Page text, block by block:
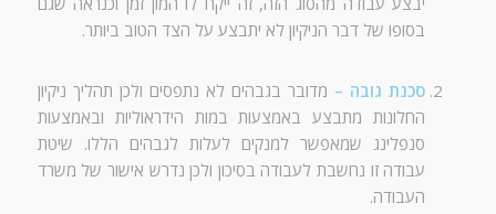
בסופו של דבר הניקיון לא יתבצע על הצד הטוב ביותר.
סכנת גובה – מדובר בגבהים לא נתפסים ולכן תהליך ניקיון
החלונות מתבצע באמצעות במות הידראוליות ובאמצעות
סנפלינג שמאפשר למנקים לעלות לגבהים הללו. שיטת
עבודה זו נחשבת לעבודה בסיכון ולכן נדרש אישור של משרד
העבודה.